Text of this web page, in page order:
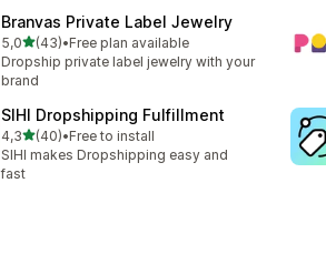
Branvas Private Label Jewelry
5,0z 5 hvězd
(43)
Celkový počet recenzí: 43
•Free plan available
Dropship private label jewelry with your
brand
SIHI Dropshipping Fulfillment
4,3z 5 hvězd
(40)
Celkový počet recenzí: 40
•Free to install
SIHI makes Dropshipping easy and
fast